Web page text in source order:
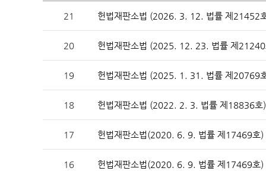
법령
헌법
헌법
헌법재
한영
21 헌법재판소법 (2026. 3. 12. 법률 제21452
20 헌법재판소법 (2025. 12. 23. 법률 제
19 헌법재판소법 (2025. 1. 31. 법률 제20769
18 헌법재판소법 (2022. 2. 3. 법률 제18836호)
17 헌법재판소법(2020. 6. 9. 법률 제17469호)
16 헌법재판소법(2020. 6. 9. 법률 제17469호)